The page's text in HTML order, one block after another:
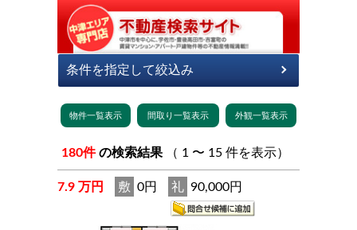
180件 の検索結果 （ 1 〜 15 件を表示）
7.9 万円 敷 0円 礼 90,000円